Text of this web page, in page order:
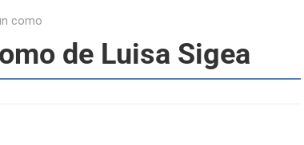
como
de Luisa Sigea